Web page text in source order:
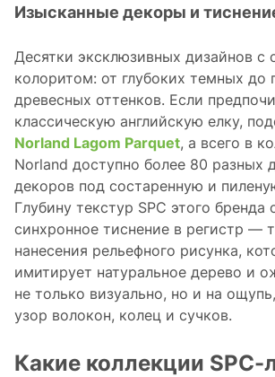
Изысканные декоры и
Десятки эксклюзивных дизайнов с
колоритом: от глубоких темных до
древесных оттенков. Если
классическую английскую елку,
Norland Lagom Parquet, а всего в
Norland доступно более 80 разных
декоров под состаренную и
Глубину текстур SPC этого бренда
синхронное тиснение в регистр —
нанесения рельефного рисунка,
имитирует натуральное дерево и
не только визуально, но и на
узор волокон, колец и сучков.
Какие коллекции SPC-